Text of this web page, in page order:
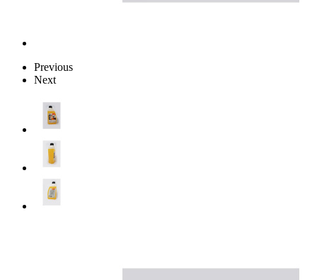
Previous
Next